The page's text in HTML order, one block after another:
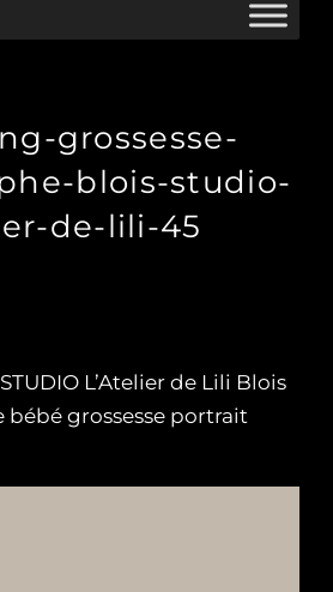
grossesse-
blois-studio-
de-lili-45
L’Atelier de Lili Blois
bébé grossesse portrait